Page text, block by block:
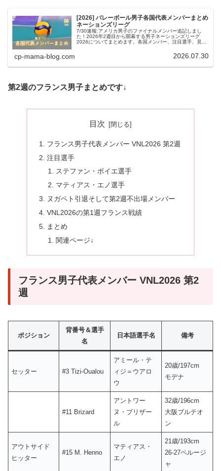
[2026] バレーボール男子各国代表メンバーまとめ
ネーションズリーグ
7/30速報:アメリカ男子のファイナルメンバー追記しまし
た！2026年2週目から開幕する男子ネーションズリーグ
2026についてまとめます。各国メンバー、注目選手、見ど
cp-mama-blog.com 2026.07.30
第2週のフランス男子まとめです↓
目次
フランス男子代表メンバー VNL2026 第2週
注目選手
ステファン・ボイエ選手
マティアス・エノ選手
ヌガペト引退そして第2週不出場メンバー
VNL2026の第1週フランス戦績
まとめ
関連ページ↓
フランス男子代表メンバー VNL2026 第2
週
ポジション
背番号＆選手
名
日本語選手名 備考
セッター #3 Tizi-Oualou
アミール・テ
ィジ＝ウアロ
ウ
20歳/197cm
モデナ
#11 Brizard
アントワー
ヌ・ブリザー
ル
32歳/196cm
大阪ブルテオ
ン
アウトサイド
ヒッター
#15 M. Henno
マティアス・
エノ
21歳/193cm
26-27ペルージ
ャ